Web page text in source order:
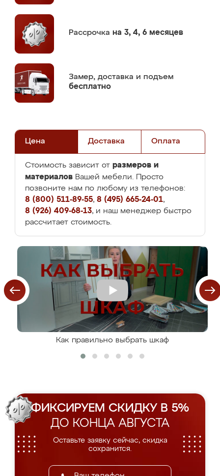
Рассрочка на 3, 4, 6 месяцев
Замер, доставка и подъем
бесплатно
Цена Доставка Оплата
Стоимость зависит от размеров и
материалов Вашей мебели. Просто
позвоните нам по любому из телефонов:
8 (800) 511-89-55, 8 (495) 665-24-01,
8 (926) 409-68-13, и наш менеджер быстро
рассчитает стоимость.
Как правильно выбрать шкаф
ФИКСИРУЕМ СКИДКУ В 5%
ДО КОНЦА АВГУСТА
Оставьте заявку сейчас, скидка
сохранится.